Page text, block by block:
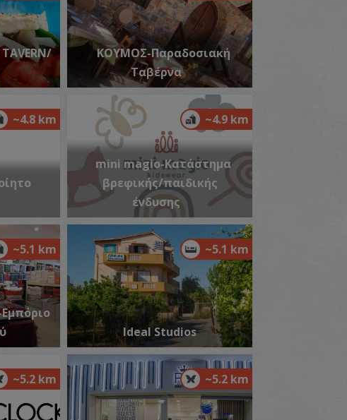
Φαρμακείο Αλεξανδράκη Κωνσταντίνου-Γάζι
ΦΑΡΜΑΚΕΙΑ ~5.2Km
Περιφερειακό Ιατρείο Γαζίου
ΠΕΡΙΦΕΡΕΙΑΚΑ ΙΑΤΡΕΙΑ ~5.3Km
TAVERN/
ΚΟΥΜΟΣ-Παραδοσιακή
Ταβέρνα
~4.8 km ~4.9 km
mini magio-Κατάστημα
βρεφικής/παιδικής
ένδυσης
~5.1 km ~5.1 km
Ideal Studios
~5.2 km ~5.2 km